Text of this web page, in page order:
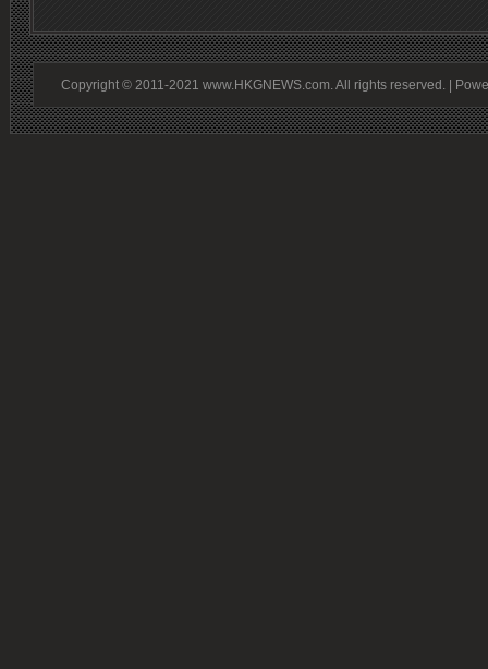
Copyright © 2011-2021 www.HKGNEWS.com. All rights reserved. |